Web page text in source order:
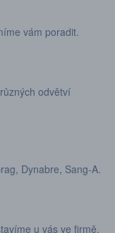
vám poradit.
odvětví
Dynabre, Sang-A.
u vás ve firmě.